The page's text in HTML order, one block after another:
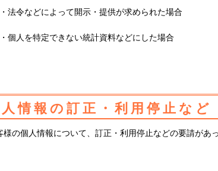
・法令などによって開示・提供が求められた場合
・個人を特定できない統計資料などにした場合
情報の訂正・利用停止など
様の個人情報について、訂正・利用停止などの要請があ